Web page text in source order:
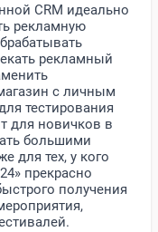
CRM идеально
рекламную
рекламный
с личным
тестирования
для новичков в
большими
для тех, у кого
прекрасно
получения